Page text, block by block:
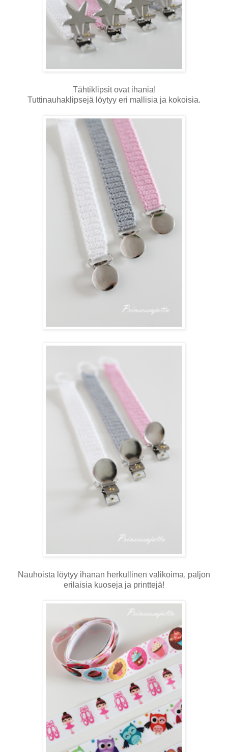
Tähtiklipsit ovat ihania!
Tuttinauhaklipsejä löytyy eri mallisia ja kokoisia.
Nauhoista löytyy ihanan herkullinen valikoima, paljon
erilaisia kuoseja ja printtejä!